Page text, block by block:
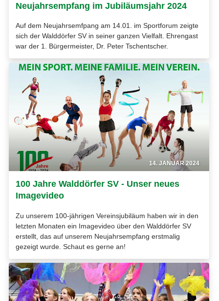
Neujahrsempfang im Jubiläumsjahr 2024
Auf dem Neujahrsemfpang am 14.01. im Sportforum zeigte
sich der Walddörfer SV in seiner ganzen Vielfalt. Ehrengast
war der 1. Bürgermeister, Dr. Peter Tschentscher.
14. JANUAR 2024
100 Jahre Walddörfer SV - Unser neues
Imagevideo
Zu unserem 100-jährigen Vereinsjubiläum haben wir in den
letzten Monaten ein Imagevideo über den Walddörfer SV
erstellt, das auf unserem Neujahrsempfang erstmalig
gezeigt wurde. Schaut es gerne an!